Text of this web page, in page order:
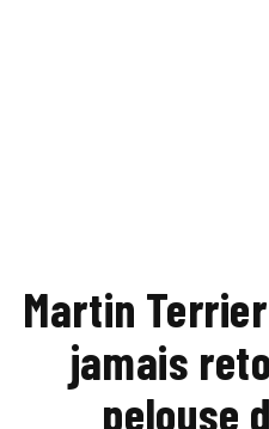
Martin
jamais
pelouse